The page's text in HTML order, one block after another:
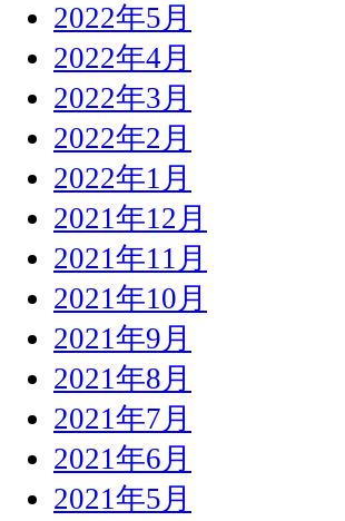
2022年5月
2022年4月
2022年3月
2022年2月
2022年1月
2021年12月
2021年11月
2021年10月
2021年9月
2021年8月
2021年7月
2021年6月
2021年5月